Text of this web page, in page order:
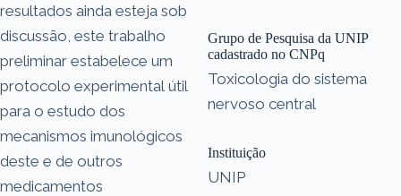
resultados ainda esteja sob
discussão, este trabalho
preliminar estabelece um
protocolo experimental útil
para o estudo dos
mecanismos imunológicos
deste e de outros
medicamentos
Grupo de Pesquisa da UNIP
cadastrado no CNPq
Toxicologia do sistema
nervoso central
Instituição
UNIP